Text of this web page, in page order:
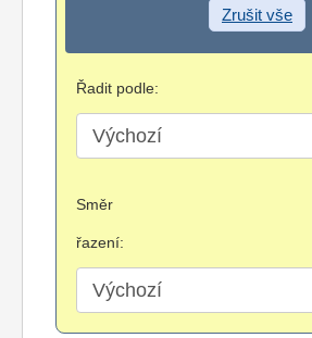
Zrušit vše
Řadit podle:
Směr
řazení: